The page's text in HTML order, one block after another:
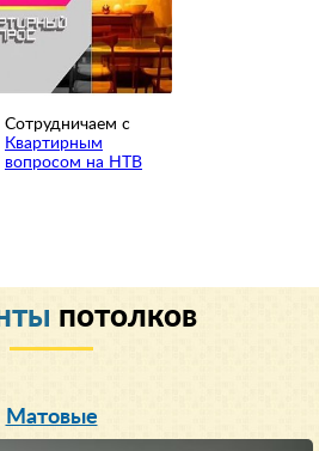
Сотрудничаем с
Квартирным
вопросом на НТВ
потолков
Матовые